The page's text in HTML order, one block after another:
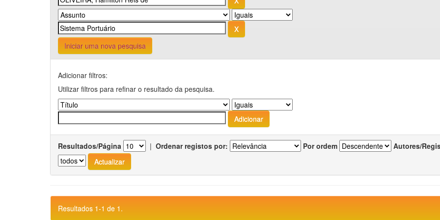
Iniciar uma nova pesquisa
Adicionar filtros:
Utilizar filtros para refinar o resultado da pesquisa.
Resultados/Página | Ordenar registos por: Por ordem Autores/
Resultados 1-1 de 1.